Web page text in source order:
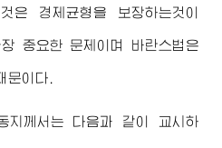
은 경제균형을 보장하는것이
중요한 문제이며 바란스법은
문이다.
지 께서는 다음과 같이 교시하